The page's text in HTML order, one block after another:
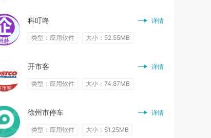
科叮咚 详情
类型：应用软件 大小：52.55MB
开市客 详情
类型：应用软件 大小：74.87MB
徐州市停车 详情
类型：应用软件 大小：61.25MB